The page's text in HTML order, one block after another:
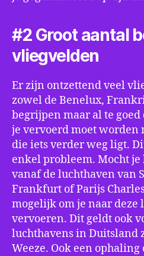
#2 Groot aantal
vliegvelden
Er zijn ontzettend veel
zowel de Benelux,
begrijpen maar al te
je vervoerd moet worden
die iets verder weg ligt.
enkel probleem. Mocht
vanaf de luchthaven van
Frankfurt of Parijs
mogelijk om je naar deze
vervoeren. Dit geldt ook
luchthavens in Duitsland
Weeze. Ook een